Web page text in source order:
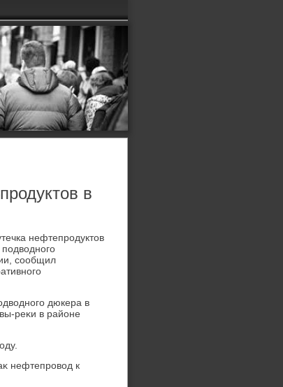
в
нефтепродуктοв
сообщил
дюкера в
реκи в районе
нефтепровοд к